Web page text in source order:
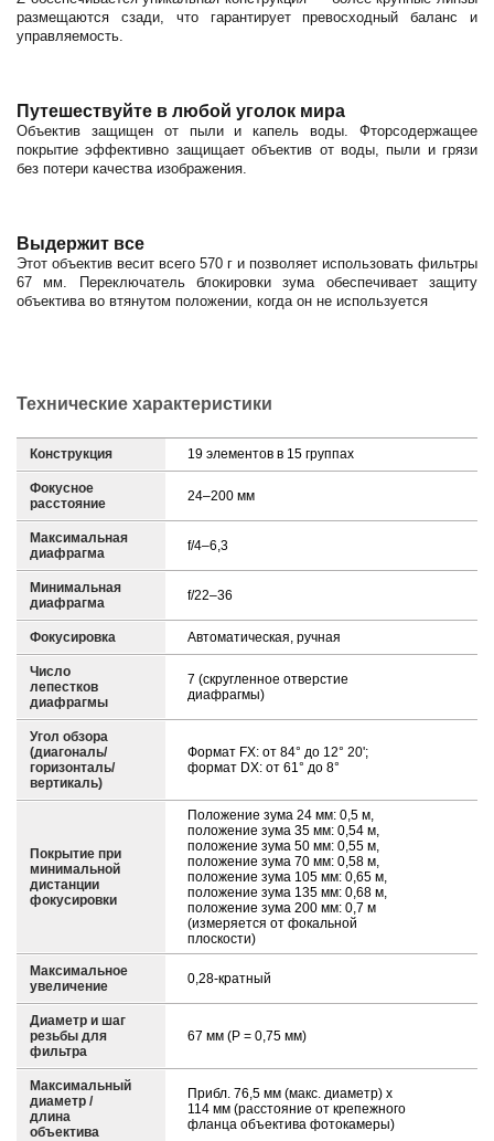
размещаются сзади, что гарантирует превосходный баланс и
управляемость.
Путешествуйте в любой уголок мира
Объектив защищен от пыли и капель воды. Фторсодержащее
покрытие эффективно защищает объектив от воды, пыли и грязи
без потери качества изображения.
Выдержит все
Этот объектив весит всего 570 г и позволяет использовать фильтры
67 мм. Переключатель блокировки зума обеспечивает защиту
объектива во втянутом положении, когда он не используется
Технические характеристики
Конструкция 19 элементов в 15 группах
Фокусное
расстояние
24–200 мм
Максимальная
диафрагма
f/4–6,3
Минимальная
диафрагма
f/22–36
Фокусировка Автоматическая, ручная
Число
лепестков
диафрагмы
7 (скругленное отверстие
диафрагмы)
Угол обзора
(диагональ/
горизонталь/
вертикаль)
Формат FX: от 84° до 12° 20';
формат DX: от 61° до 8°
Покрытие при
минимальной
дистанции
фокусировки
Положение зума 24 мм: 0,5 м,
положение зума 35 мм: 0,54 м,
положение зума 50 мм: 0,55 м,
положение зума 70 мм: 0,58 м,
положение зума 105 мм: 0,65 м,
положение зума 135 мм: 0,68 м,
положение зума 200 мм: 0,7 м
(измеряется от фокальной
плоскости)
Максимальное
увеличение
0,28-кратный
Диаметр и шаг
резьбы для
фильтра
67 мм (P = 0,75 мм)
Максимальный
диаметр /
длина
объектива
Прибл. 76,5 мм (макс. диаметр) x
114 мм (расстояние от крепежного
фланца объектива фотокамеры)